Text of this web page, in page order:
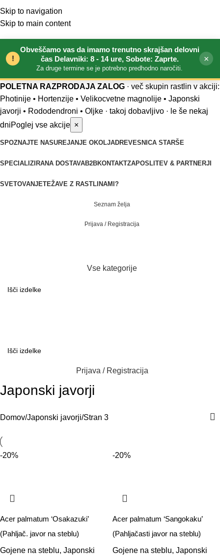
!
Obveščamo vas da imamo trenutno skrajšan delovni
čas Delavniki: 8 - 14 ure, Sobote: Zaprte.
Za druge termine se je potrebno predhodno naročiti.
×
POLETNA RAZPRODAJA ZALOG · več skupin rastlin v akciji:
Photinije • Hortenzije • Velikocvetne magnolije • Japonski
javorji • Rododendroni • Oljke · takoj dobavljivo · le še nekaj
dniPoglej vse akcije ×
Skip to navigation
Skip to main content
SPOZNAJTE NASUREJANJE OKOLJADREVESNICA STARŠE
SPECIALIZIRANA DOSTAVAB2BKONTAKTZAPOSLITEV & PARTNERJI
SVETOVANJETEŽAVE Z RASTLINAMI?
Seznam želja
Prijava / Registracija
Vse kategorije
Prijava / Registracija
Japonski javorji
Domov Japonski javorji Stran 3
-20%
Acer palmatum ‘Osakazuki’
(Pahljač. javor na steblu)
Gojene na steblu, Japonski
-20%
Acer palmatum ‘Sangokaku’
(Pahljačasti javor na steblu)
Gojene na steblu, Japonski